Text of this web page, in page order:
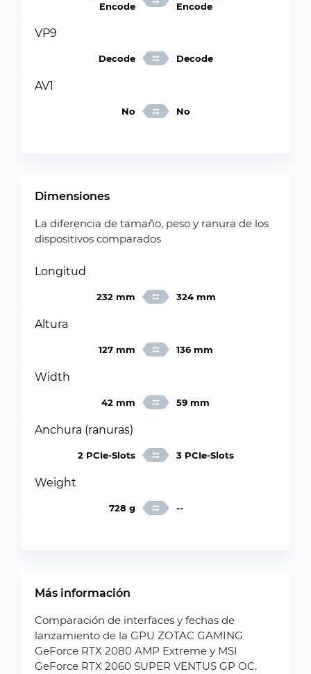
Encode
Encode
VP9
Decode Decode
AV1
No No
Dimensiones
La diferencia de tamaño, peso y ranura de los
dispositivos comparados
Longitud
232 mm 324 mm
Altura
127 mm 136 mm
Width
42 mm 59 mm
Anchura (ranuras)
2 PCIe-Slots 3 PCIe-Slots
Weight
728 g --
Más información
Comparación de interfaces y fechas de
lanzamiento de la GPU ZOTAC GAMING
GeForce RTX 2080 AMP Extreme y MSI
GeForce RTX 2060 SUPER VENTUS GP OC.